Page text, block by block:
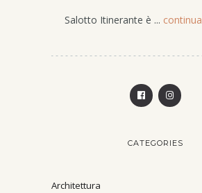
Salotto Itinerante è ...
CATEGORIES
Architettura